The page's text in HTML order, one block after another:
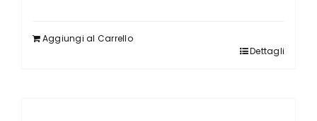
Aggiungi al Carrello
Dettagli